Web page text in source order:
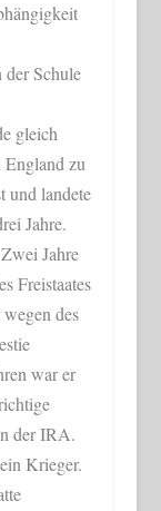
Schule
gleich
zu
und landete
Jahre.
Jahre
Freistaates
des
war er
der IRA.
Krieger.